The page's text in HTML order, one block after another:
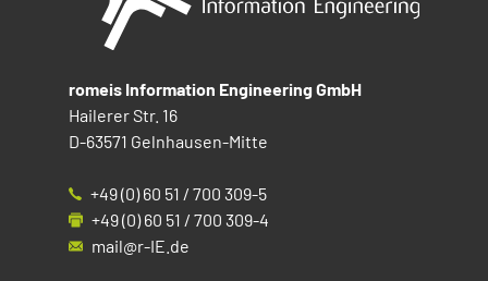
romeis Information Engineering GmbH
Hailerer Str. 16
D-63571 Gelnhausen-Mitte
+49 (0) 60 51 / 700 309-5
+49 (0) 60 51 / 700 309-4
mail@r-IE.de